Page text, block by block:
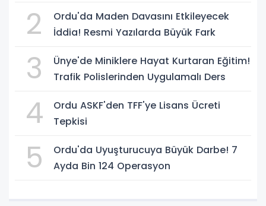
2
Ordu'da Maden Davasını Etkileyecek
İddia! Resmi Yazılarda Büyük Fark
3
Ünye'de Miniklere Hayat Kurtaran Eğitim!
Trafik Polislerinden Uygulamalı Ders
4
Ordu ASKF'den TFF'ye Lisans Ücreti
Tepkisi
5
Ordu'da Uyuşturucuya Büyük Darbe! 7
Ayda Bin 124 Operasyon